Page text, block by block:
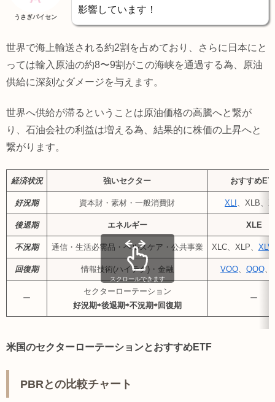
うさぎパイセン
影響しています！
世界で海上輸送される約2割を占めており、さらに日本にと
っては輸入原油の約8〜9割がこの海峡を通過する為、原油
供給に深刻なダメージを与えます。
世界へ供給が滞るということは原油価格の高騰へと繋が
り、石油会社の利益は増える為、結果的に株価の上昇へと
繋がります。
経済状況 強いセクター おすすめ
好況期 資本財・素材・一般消費財 XLI 、XLB、
後退期 エネルギー XLE
不況期 通信・生活必需品・ヘルスケア・公共事業 XLC、XLP、 XLV
回復期 情報技術(ハイテク)・金融 VOO、 QQQ、
ー
セクターローテーション
好況期⇨後退期⇨不況期⇨回復期
ー
スクロールできます
米国のセクターローテーションとおすすめETF
PBRとの比較チャート